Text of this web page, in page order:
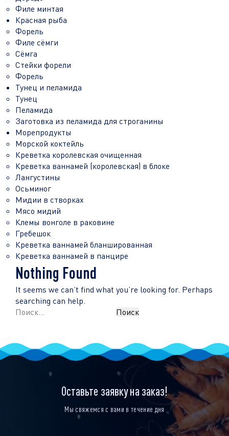
Филе минтая
Красная рыба
Форель
Филе сёмги
Сёмга
Стейки форели
Форель
Тунец и пеламида
Тунец
Пеламида
Заготовка из пеламида для строганины
Морепродукты
Морской коктейль
Креветка королевская очищенная
Креветка ваннамей (королевская) в блоке
Лангустины
Осьминог
Мидии в створках
Мясо мидий
Клемы вонголе в раковине
Гребешок
Креветка ваннамей бланшированная
Креветка ваннамей в панцире
Nothing Found
It seems we can’t find what you’re looking for. Perhaps
searching can help.
Найти:
Оставьте заявку на заказ!
Мы свяжемся с вами в течение дня